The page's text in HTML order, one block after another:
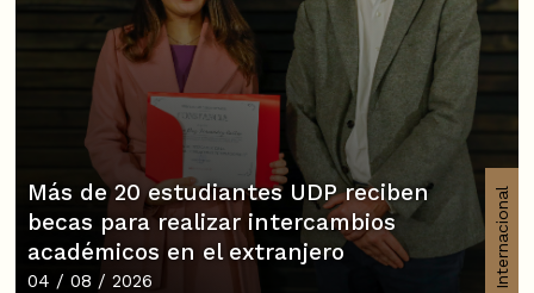
Más de 20 estudiantes UDP reciben
becas para realizar intercambios
académicos en el extranjero
04 / 08 / 2026 Internacional